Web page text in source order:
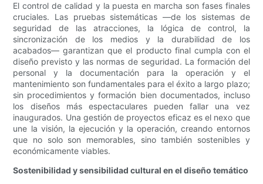
El control de calidad y la puesta en marcha son fases finales
cruciales. Las pruebas sistemáticas —de los sistemas de
seguridad de las atracciones, la lógica de control, la
sincronización de los medios y la durabilidad de los
acabados— garantizan que el producto final cumpla con el
diseño previsto y las normas de seguridad. La formación del
personal y la documentación para la operación y el
mantenimiento son fundamentales para el éxito a largo plazo;
sin procedimientos y formación bien documentados, incluso
los diseños más espectaculares pueden fallar una vez
inaugurados. Una gestión de proyectos eficaz es el nexo que
une la visión, la ejecución y la operación, creando entornos
que no solo son memorables, sino también sostenibles y
económicamente viables.
Sostenibilidad y sensibilidad cultural en el diseño temático